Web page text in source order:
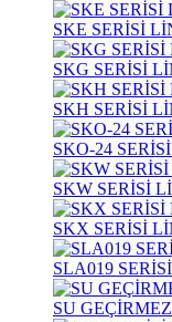
SKE SERİSİ
SKG SERİSİ
SKH SERİSİ
SKO-24
SKW SERİSİ
SKX SERİSİ
SLA019
SU